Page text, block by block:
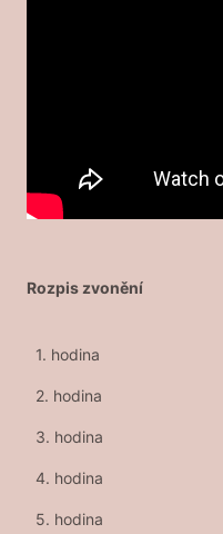
Rozpis zvonění
1. hodina
2. hodina
3. hodina
4. hodina
5. hodina